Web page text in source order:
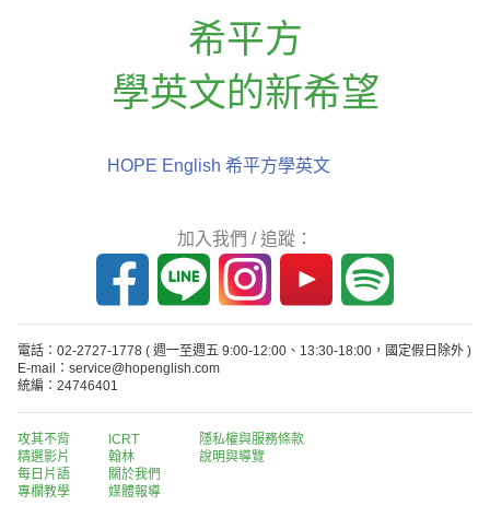
希平方
學英文的新希望
HOPE English 希平方學英文
加入我們 / 追蹤：
電話：02-2727-1778 ( 週一至週五 9:00-12:00、13:30-18:00，國定假日除外 )
E-mail：service@hopenglish.com
統編：24746401
攻其不背
精選影片
每日片語
專欄教學
ICRT
翰林
關於我們
媒體報導
隱私權與服務條款
說明與導覽